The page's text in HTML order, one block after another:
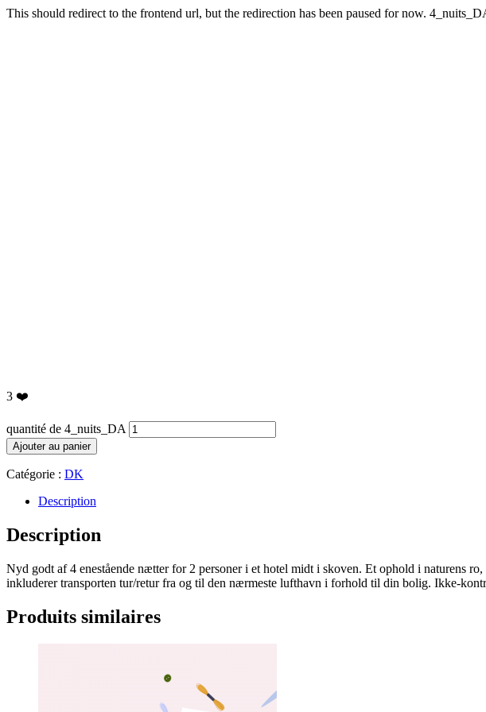
This should redirect to the frontend url, but the redirection has been paused for now.
3 ❤️
quantité de 4_nuits_DA
Ajouter au panier
Catégorie : DK
Description
Description
Nyd godt af 4 enestående nætter for 2 personer i et hotel midt i skoven. Et ophold i naturens
inkluderer transporten tur/retur fra og til den nærmeste lufthavn i forhold til din bolig. Ikke-
Produits similaires